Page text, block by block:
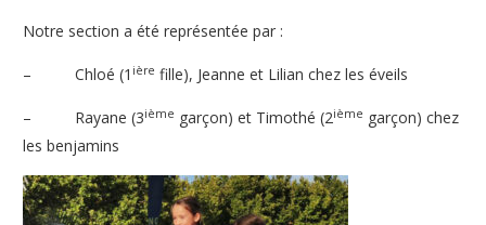
Notre section a été représentée par :
– Chloé (1 ière fille), Jeanne et Lilian chez les éveils
– Rayane (3ième garçon) et Timothé (2ième garçon) chez
les benjamins